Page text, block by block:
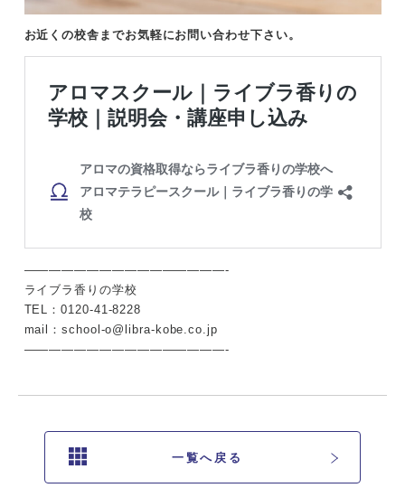
お近くの校舎までお気軽にお問い合わせ下さい。
————————————————-
ライブラ香りの学校
TEL：0120-41-8228
mail：school-o@libra-kobe.co.jp
————————————————-
一覧へ戻る